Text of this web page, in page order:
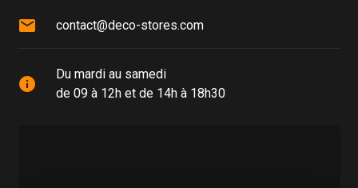
mail contact@deco-stores.com
info
Du mardi au samedi
de 09 à 12h et de 14h à 18h30